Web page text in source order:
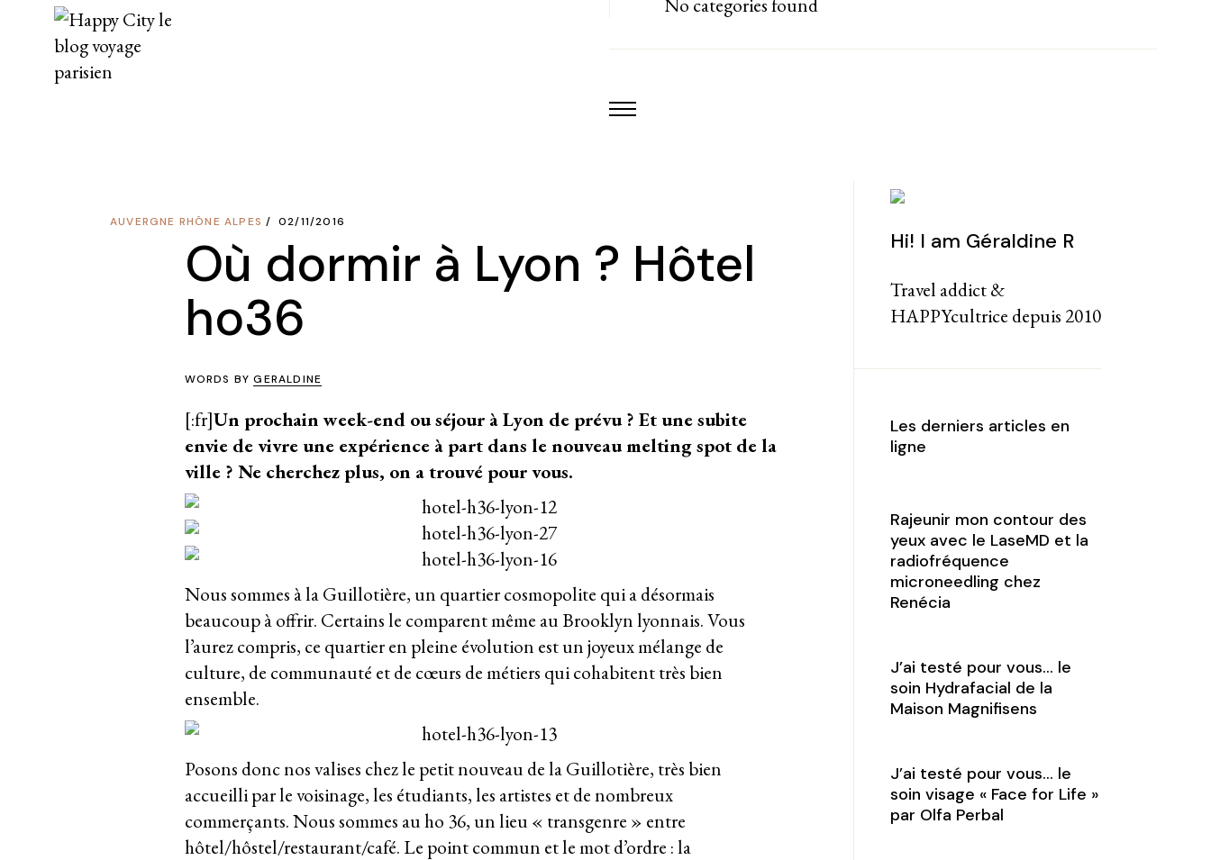
content
No categories found
AUVERGNE RHÔNE ALPES 02/11/2016
Où dormir à Lyon ? Hôtel
ho36
WORDS BYGERALDINE
[:fr]Un prochain week-end ou séjour à Lyon de prévu ? Et une subite
envie de vivre une expérience à part dans le nouveau melting spot de la
ville ? Ne cherchez plus, on a trouvé pour vous.
Nous sommes à la Guillotière, un quartier cosmopolite qui a désormais
beaucoup à offrir. Certains le comparent même au Brooklyn lyonnais. Vous
l’aurez compris, ce quartier en pleine évolution est un joyeux mélange de
culture, de communauté et de cœurs de métiers qui cohabitent très bien
ensemble.
Posons donc nos valises chez le petit nouveau de la Guillotière, très bien
accueilli par le voisinage, les étudiants, les artistes et de nombreux
commerçants. Nous sommes au ho 36, un lieu « transgenre » entre
hôtel/hôstel/restaurant/café. Le point commun et le mot d’ordre : la
Hi! I am Géraldine R
Travel addict &
HAPPYcultrice depuis 2010
Les derniers articles en
ligne
Rajeunir mon contour des
yeux avec le LaseMD et la
radiofréquence
microneedling chez
Renécia
J’ai testé pour vous… le
soin Hydrafacial de la
Maison Magnifisens
J’ai testé pour vous… le
soin visage « Face for Life »
par Olfa Perbal